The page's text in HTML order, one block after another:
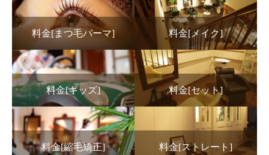
料金[まつ毛パーマ] 料金[メイク]
料金[キッズ] 料金[セット]
料金[縮毛矯正] 料金[ストレート]